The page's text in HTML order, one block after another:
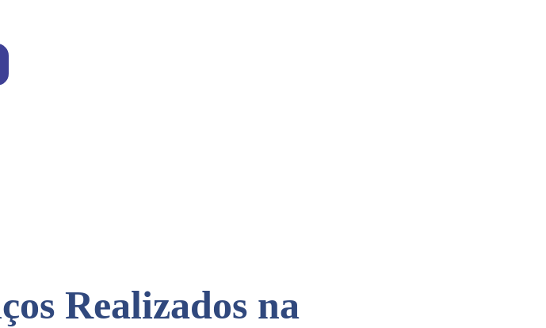
Realizados na